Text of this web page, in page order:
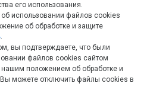
267-49-99
его использования.
использовании файлов cookies
об обработке и защите
.
вы подтверждаете, что были
файлов cookies сайтом
положением об обработке и
можете отключить файлы cookies в